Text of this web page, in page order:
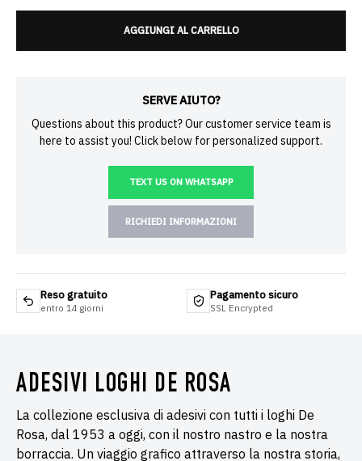
AGGIUNGI AL CARRELLO
SERVE AIUTO?
Questions about this product? Our customer service team is
here to assist you! Click below for personalized support.
TEXT US ON WHATSAPP
RICHIEDI INFORMAZIONI
Reso gratuito
entro 14 giorni
Pagamento sicuro
SSL Encrypted
ADESIVI LOGHI DE ROSA
La collezione esclusiva di adesivi con tutti i loghi De
Rosa, dal 1953 a oggi, con il nostro nastro e la nostra
borraccia. Un viaggio grafico attraverso la nostra storia,